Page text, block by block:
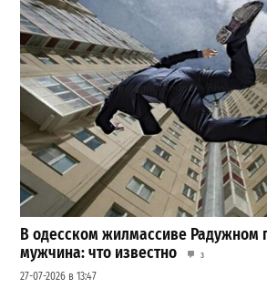
В одесском жилмассиве Радужном
мужчина: что известно
3
27-07-2026 в 13:47